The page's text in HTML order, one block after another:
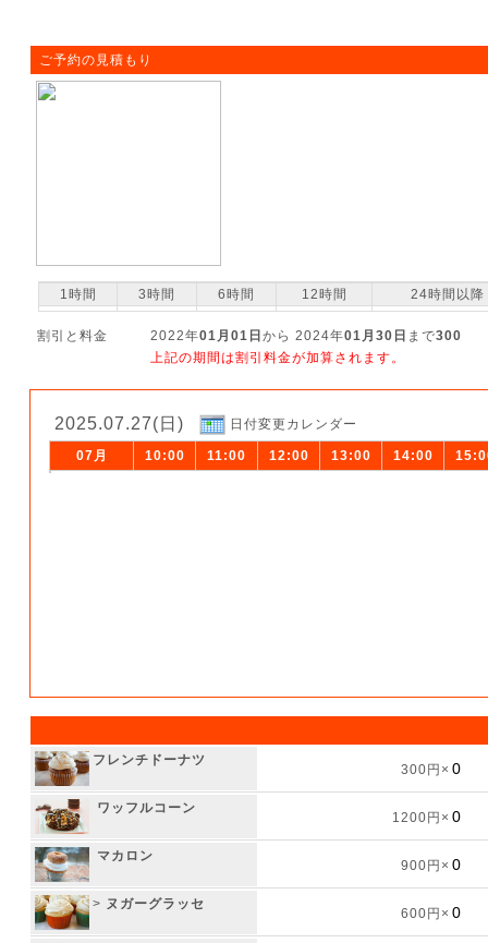
ご予約の見積もり
1時間 3時間 6時間 12時間 24時間以降
割引と料金 2022年01月01日 から 2024年01月30日 まで300
上記の期間は割引料金が加算されます。
2025.07.27(日) 日付変更カレンダー
07月 10:00 11:00 12:00 13:00 14:00
フレンチドーナツ
300円×
ワッフルコーン
1200円×
マカロン
900円×
> ヌガーグラッセ
600円×